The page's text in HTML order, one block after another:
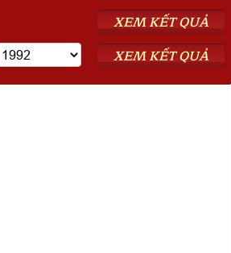
XEM KẾT QUẢ
XEM KẾT QUẢ